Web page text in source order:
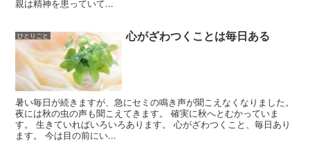
親は精神を患っていて...
ひとりごと 心がざわつくことは毎日ある
暑い毎日が続きますが、急にセミの鳴き声が聞こえなくなりました。
夜には秋の虫の声も聞こえてきます。 確実に秋へとむかっていま
す。 生きていればいろいろあります。 心がざわつくこと、毎日あり
ます。 今は目の前にい...